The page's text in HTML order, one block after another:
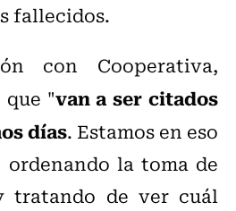
fallecidos.
con Cooperativa,
"van a ser citados
días. Estamos en eso
la toma de
tratando de ver cuál